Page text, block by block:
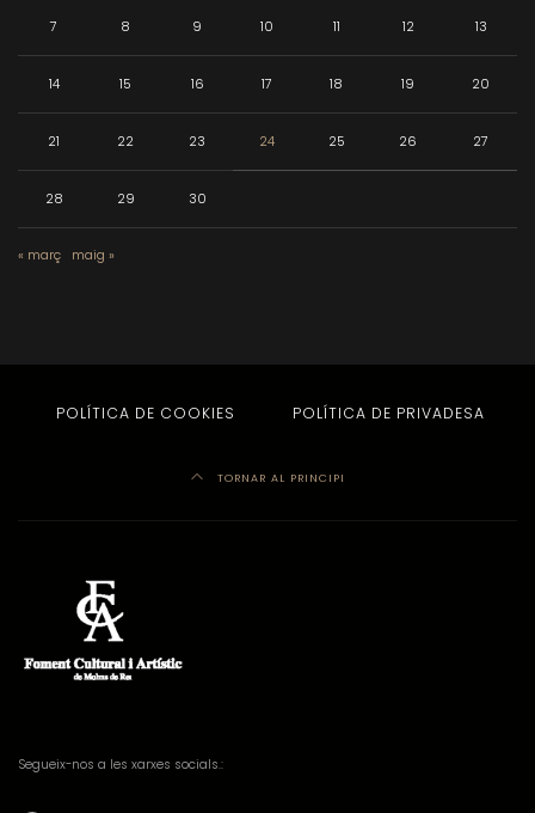
7 8 9 10 11 12 13
14 15 16 17 18 19 20
21 22 23 24 25 26 27
28 29 30
« març maig »
POLÍTICA DE COOKIES POLÍTICA DE PRIVADESA
TORNAR AL PRINCIPI
Segueix-nos a les xarxes socials.: